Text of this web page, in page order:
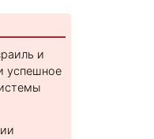
и
успешное